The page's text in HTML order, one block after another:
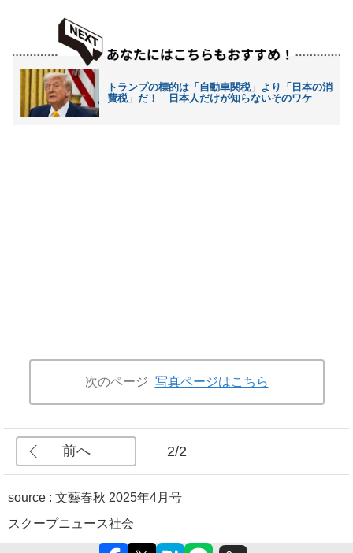
トランプの標的は「自動車関税」より「日本の消
費税」だ！ 日本人だけが知らないそのワケ
次のページ 写真ページはこちら
前へ 2/2
source : 文藝春秋 2025年4月号
スクープニュース社会